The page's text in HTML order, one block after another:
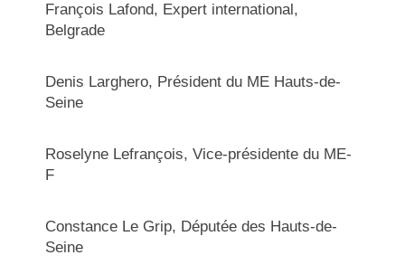
François Lafond, Expert international,
Belgrade
Denis Larghero, Président du ME Hauts-de-
Seine
Roselyne Lefrançois, Vice-présidente du ME-
F
Constance Le Grip, Députée des Hauts-de-
Seine